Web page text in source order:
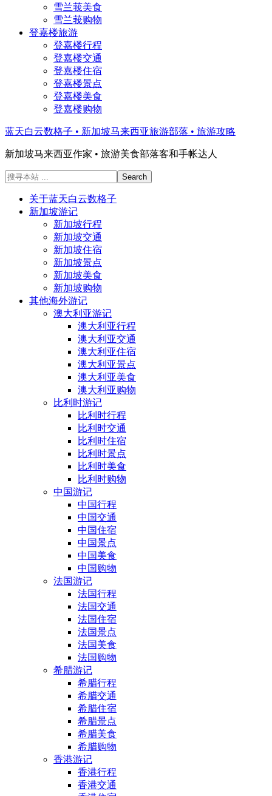
雪兰莪美食
雪兰莪购物
登嘉楼旅游
登嘉楼行程
登嘉楼交通
登嘉楼住宿
登嘉楼景点
登嘉楼美食
登嘉楼购物
蓝天白云数格子 • 新加坡马来西亚旅游部落 • 旅游攻略
新加坡马来西亚作家 • 旅游美食部落客和手帐达人
搜
关于蓝天白云数格子
新加坡游记
新加坡行程
新加坡交通
新加坡住宿
新加坡景点
新加坡美食
新加坡购物
其他海外游记
澳大利亚游记
澳大利亚行程
澳大利亚交通
澳大利亚住宿
澳大利亚景点
澳大利亚美食
澳大利亚购物
比利时游记
比利时行程
比利时交通
比利时住宿
比利时景点
比利时美食
比利时购物
中国游记
中国行程
中国交通
中国住宿
中国景点
中国美食
中国购物
法国游记
法国行程
法国交通
法国住宿
法国景点
法国美食
法国购物
希腊游记
希腊行程
希腊交通
希腊住宿
希腊景点
希腊美食
希腊购物
香港游记
香港行程
香港交通